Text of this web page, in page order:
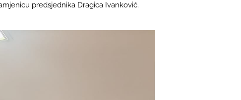
predsjednika Dragica Ivanković.